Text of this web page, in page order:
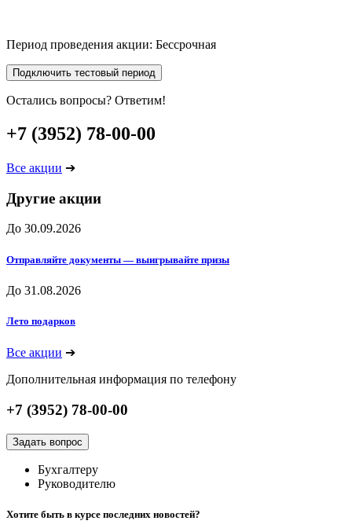
Период проведения акции: Бессрочная
Подключить тестовый период
Остались вопросы? Ответим!
+7 (3952) 78-00-00
Все акции ➔
Другие акции
До 30.09.2026
Отправляйте документы — выигрывайте призы
До 31.08.2026
Лето подарков
Все акции ➔
Дополнительная информация по телефону
+7 (3952) 78-00-00
Задать вопрос
Бухгалтеру
Руководителю
Хотите быть в курсе последних новостей?